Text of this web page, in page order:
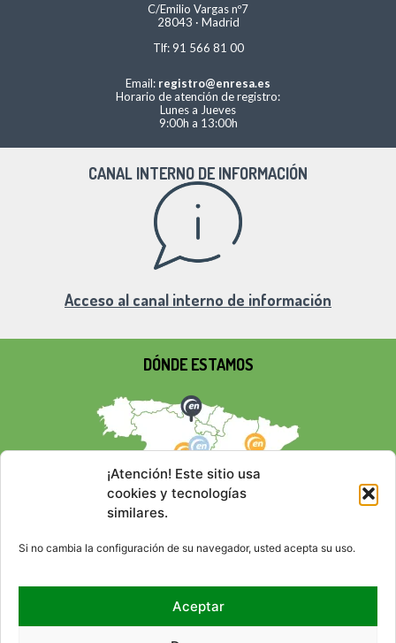
¡Atención! Este sitio usa
cookies y tecnologías
similares.
Si no cambia la configuración de su navegador, usted acepta su uso.
Aceptar
C/Emilio Vargas nº7
28043 · Madrid
Tlf: 91 566 81 00
Email: registro@enresa.es
Horario de atención de registro:
Lunes a Jueves
9:00h a 13:00h
CANAL INTERNO DE INFORMACIÓN
Acceso al canal interno de información
DÓNDE ESTAMOS
REDES SOCIALES